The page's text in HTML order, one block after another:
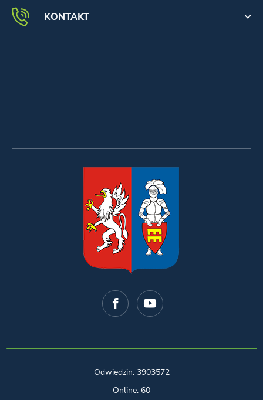
KONTAKT
Odwiedzin: 3903572
Online: 60